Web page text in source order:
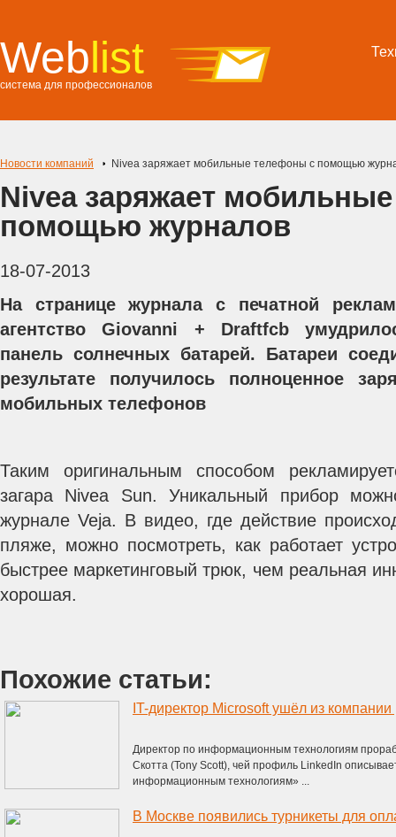
Weblist
система для профессионалов
Новости компаний Nivea заряжает мобильные телефоны с помощью
Nivea заряжает
помощью журналов
18-07-2013
На странице журнала с печатной
агентство Giovanni + Draftfcb
панель солнечных батарей. Батареи
результате получилось полноценное
мобильных телефонов
Таким оригинальным способом
загара Nivea Sun. Уникальный прибор
журнале Veja. В видео, где действие
пляже, можно посмотреть, как работает
быстрее маркетинговый трюк, чем реальная
хорошая.
Похожие статьи:
IT-директор Microsoft ушёл из
Директор по информационным технологиям
Скотта (Tony Scott), чей профиль LinkedIn
информационным технологиям» ...